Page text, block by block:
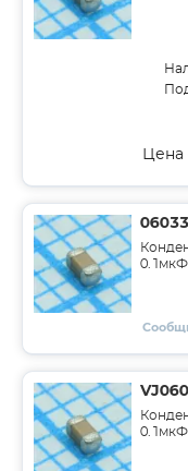
Цена
0.1мкФ
0.1мкФ